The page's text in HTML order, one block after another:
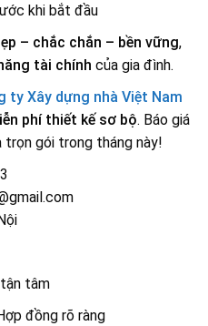
khi bắt đầu
– chắc chắn – bền vững,
tài chính của gia đình.
ty Xây dựng nhà Việt Nam
phí thiết kế sơ bộ. Báo giá
gói trong tháng này!
tâm
đồng rõ ràng